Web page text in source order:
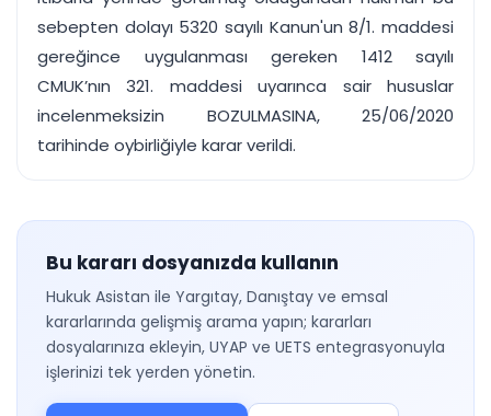
sebepten dolayı 5320 sayılı Kanun'un 8/1. maddesi
gereğince uygulanması gereken 1412 sayılı
CMUK’nın 321. maddesi uyarınca sair hususlar
incelenmeksizin BOZULMASINA, 25/06/2020
tarihinde oybirliğiyle karar verildi.
Bu kararı dosyanızda kullanın
Hukuk Asistan ile Yargıtay, Danıştay ve emsal
kararlarında gelişmiş arama yapın; kararları
dosyalarınıza ekleyin, UYAP ve UETS entegrasyonuyla
işlerinizi tek yerden yönetin.